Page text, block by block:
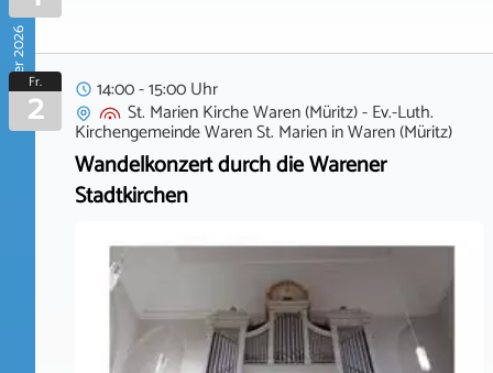
Oktober 2026Fr.
2
14:00 - 15:00 Uhr
St. Marien Kirche Waren (Müritz) - Ev.-Luth.
Kirchengemeinde Waren St. MarieninWaren (Müritz)
Wandelkonzert durch die Warener
Stadtkirchen